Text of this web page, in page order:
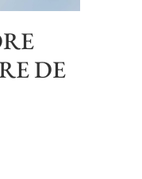
DE